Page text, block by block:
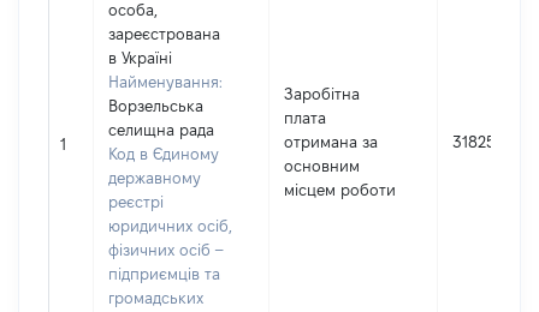
1
особа,
зареєстрована
в Україні
Найменування:
Ворзельська
селищна рада
Код в Єдиному
державному
реєстрі
юридичних осіб,
фізичних осіб –
підприємців та
громадських
Заробітна
плата
отримана за
основним
місцем роботи
318253